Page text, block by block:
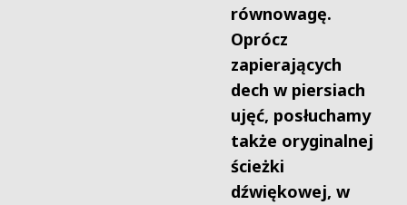
równowagę.
Oprócz
zapierających
dech w piersiach
ujęć, posłuchamy
także oryginalnej
ścieżki
dźwiękowej, w